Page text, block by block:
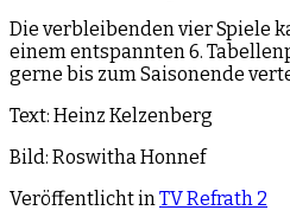
Die verbleibenden vier Spiele
einem entspannten 6.
gerne bis zum Saisonende
Text: Heinz Kelzenberg
Bild: Roswitha Honnef
Veröffentlicht in TV Refrath 2